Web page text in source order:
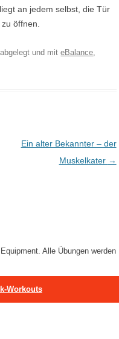
an jedem selbst, die Tür
öffnen.
abgelegt und miteBalance,
Ein alter Bekannter – der
Muskelkater →
Alle Übungen werden
Workouts